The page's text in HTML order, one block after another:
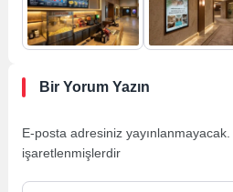
Bir Yorum Yazın
E-posta adresiniz yayınlanmayacak.
işaretlenmişlerdir